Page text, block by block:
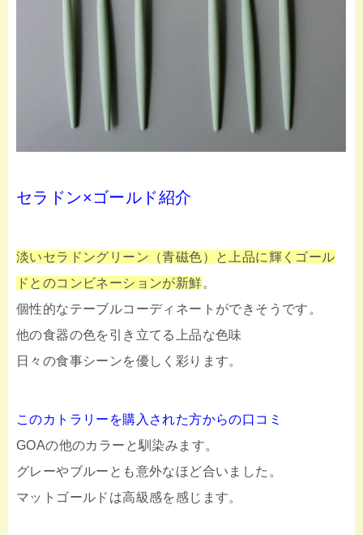
セラドン×ゴールド紹介
淡いセラドングリーン（青磁色）と上品に輝くゴール
ドとのコンビネーションが新鮮。
個性的なテーブルコーディネートができそうです。
他の食器の色を引き立てる上品な色味
日々の食事シーンを優しく彩ります。
このカトラリーを購入された方からの口コミ
GOAの他のカラーと馴染みます。
グレーやブルーとも意外なほど合いました。
マットゴールドは高級感を感じます。